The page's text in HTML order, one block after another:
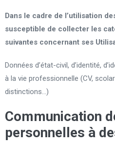
Dans le cadre de l’utilisation
susceptible de collecter les
suivantes concernant ses
Données d’état-civil, d’identité,
à la vie professionnelle (CV,
distinctions…)
Communication
personnelles à